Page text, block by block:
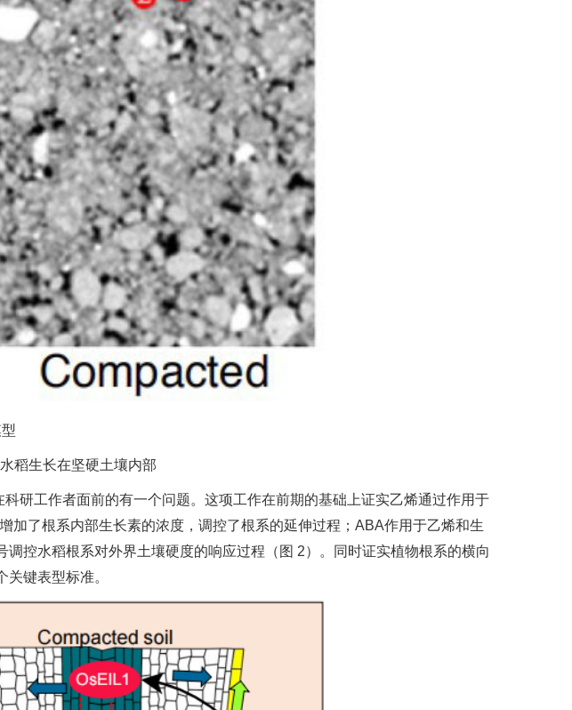
稻生长在坚硬土壤内部
研工作者面前的有一个问题。这项工作在前期的基础上证实乙烯通过作用于
了根系内部生长素的浓度，调控了根系的延伸过程；ABA作用于乙烯和生
控水稻根系对外界土壤硬度的响应过程（图 2）。同时证实植物根系的横向
键表型标准。